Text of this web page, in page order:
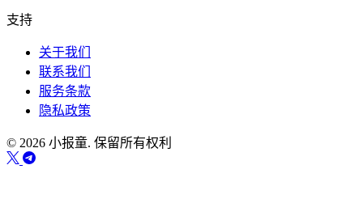
支持
关于我们
联系我们
服务条款
隐私政策
© 2026 小报童. 保留所有权利